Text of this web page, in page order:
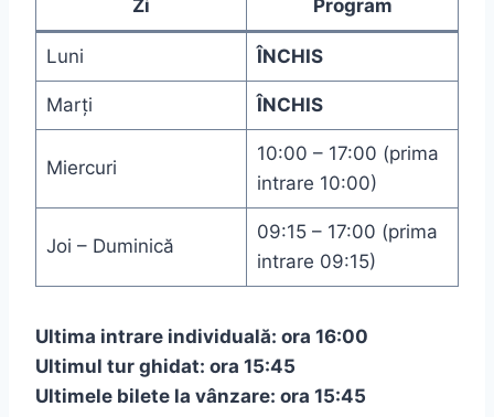
Zi Program
Luni ÎNCHIS
Marți ÎNCHIS
Miercuri
10:00 – 17:00 (prima
intrare 10:00)
Joi – Duminică
09:15 – 17:00 (prima
intrare 09:15)
Ultima intrare individuală: ora 16:00
Ultimul tur ghidat: ora 15:45
Ultimele bilete la vânzare: ora 15:45